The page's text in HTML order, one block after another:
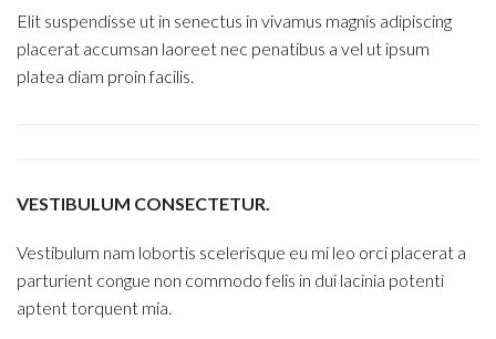
Elit suspendisse ut in senectus in vivamus magnis adipiscing
placerat accumsan laoreet nec penatibus a vel ut ipsum
platea diam proin facilis.
VESTIBULUM CONSECTETUR.
Vestibulum nam lobortis scelerisque eu mi leo orci placerat a
parturient congue non commodo felis in dui lacinia potenti
aptent torquent mia.